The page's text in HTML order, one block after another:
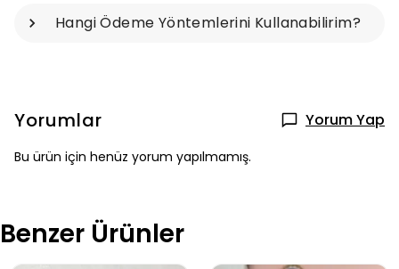
Hangi Ödeme Yöntemlerini Kullanabilirim?
Yorumlar Yorum Yap
Bu ürün için henüz yorum yapılmamış.
Benzer Ürünler